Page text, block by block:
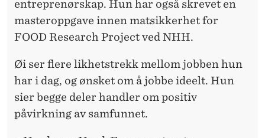
entreprenørskap. Hun har også skrevet en
masteroppgave innen matsikkerhet for
FOOD Research Project ved NHH.
Øi ser flere likhetstrekk mellom jobben hun
har i dag, og ønsket om å jobbe ideelt. Hun
sier begge deler handler om positiv
påvirkning av samfunnet.